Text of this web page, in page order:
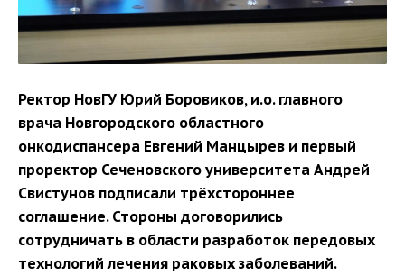
Ректор НовГУ Юрий Боровиков, и.о. главного
врача Новгородского областного
онкодиспансера Евгений Манцырев и первый
проректор Сеченовского университета Андрей
Свистунов подписали трёхстороннее
соглашение. Стороны договорились
сотрудничать в области разработок передовых
технологий лечения раковых заболеваний.